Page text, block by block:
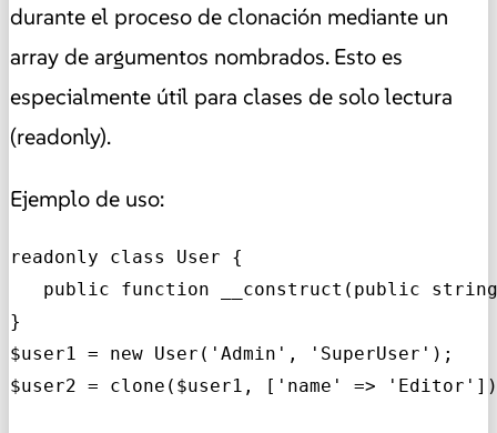
durante el proceso de clonación mediante un
array de argumentos nombrados. Esto es
especialmente útil para clases de solo lectura
(readonly).
Ejemplo de uso:
readonly class User {
public function __construct(public
}
$user1 = new User('Admin', 'SuperUser');
$user2 = clone($user1, ['name' =>